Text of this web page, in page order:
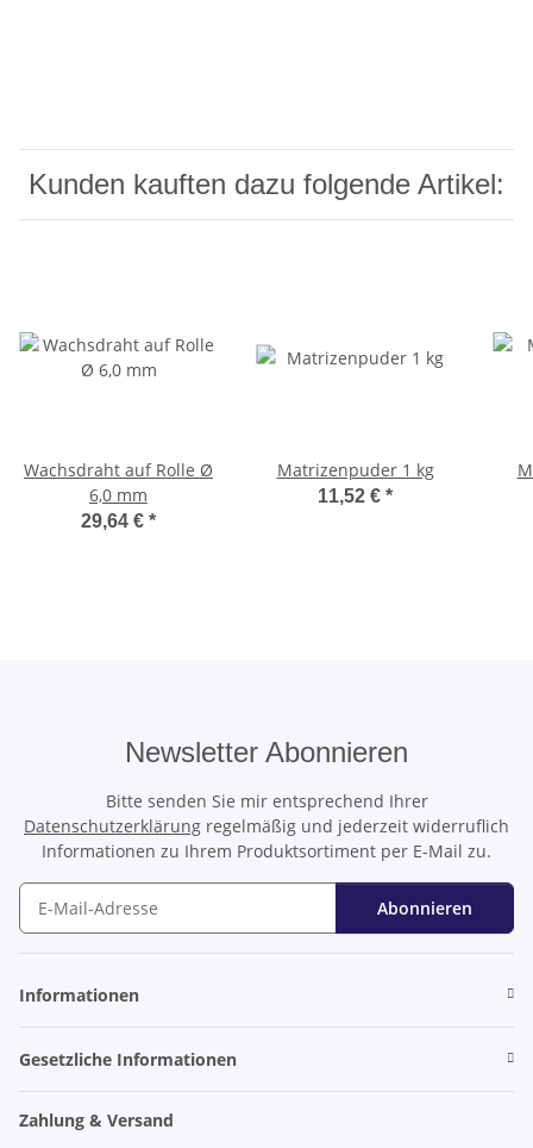
Kunden kauften dazu folgende Artikel:
Wachsdraht auf Rolle Ø
6,0 mm
29,64 € *
Matrizenpuder 1 kg
11,52 € *
Newsletter Abonnieren
Bitte senden Sie mir entsprechend Ihrer
Datenschutzerklärung regelmäßig und jederzeit widerruflich
Informationen zu Ihrem Produktsortiment per E-Mail zu.
Abonnieren
Informationen
Gesetzliche Informationen
Zahlung & Versand